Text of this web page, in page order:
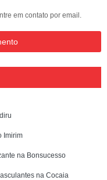
em contato por email.
Imirim
na Bonsucesso
na Cocaia